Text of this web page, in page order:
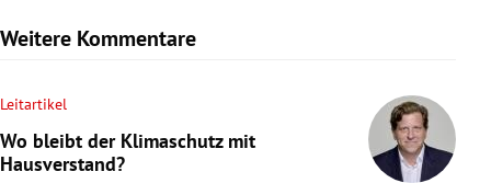
Weitere Kommentare
Leitartikel
Wo bleibt der Klimaschutz mit
Hausverstand?